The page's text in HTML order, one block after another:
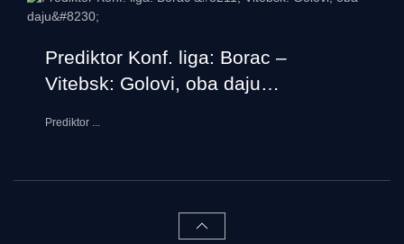
Prediktor Konf. liga: Borac –
Vitebsk: Golovi, oba daju…
Prediktor ...